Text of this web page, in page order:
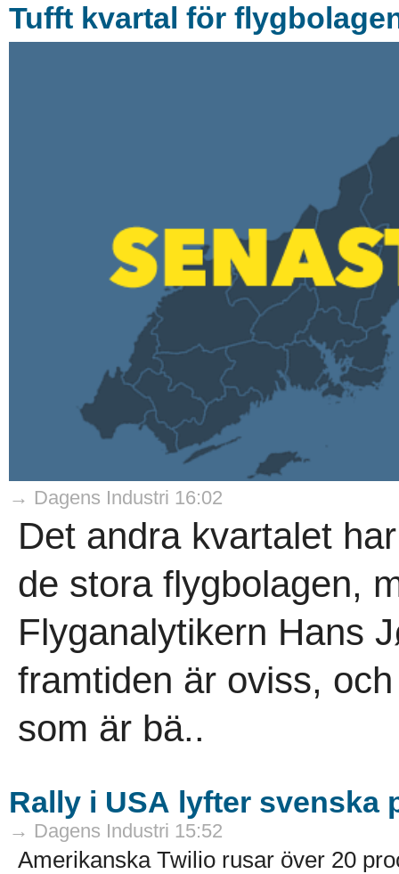
Tufft kvartal för
→ Dagens Industri 16:02
Det andra kvartalet
de stora flygbolagen,
Flyganalytikern Hans
framtiden är oviss,
som är bä..
Rally i USA lyfter svenska
→ Dagens Industri 15:52
Amerikanska Twilio rusar över 20